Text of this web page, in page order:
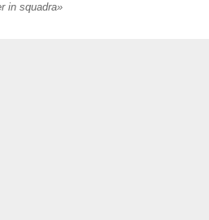
in squadra»